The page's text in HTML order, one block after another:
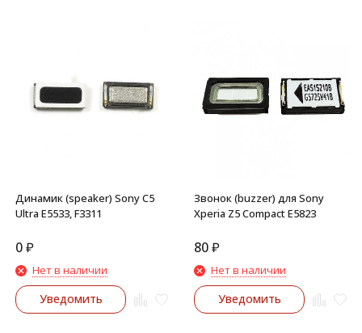
Динамик (speaker) Sony C5
Ultra E5533, F3311
0₽
Нет в наличии
Уведомить
Звонок (buzzer) для Sony
Xperia Z5 Compact E5823
80₽
Нет в наличии
Уведомить